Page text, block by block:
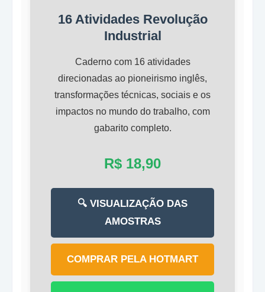
16 Atividades Revolução
Industrial
Caderno com 16 atividades
direcionadas ao pioneirismo inglês,
transformações técnicas, sociais e os
impactos no mundo do trabalho, com
gabarito completo.
R$ 18,90
🔍 VISUALIZAÇÃO DAS
AMOSTRAS
COMPRAR PELA HOTMART